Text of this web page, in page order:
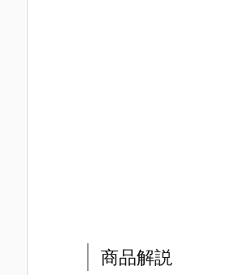
商品解説